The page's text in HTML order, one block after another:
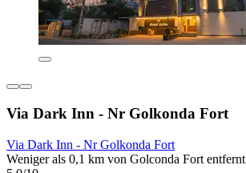
Via Dark Inn - Nr Golkonda Fort
Via Dark Inn - Nr Golkonda Fort
Weniger als 0,1 km von Golconda Fort entfernt